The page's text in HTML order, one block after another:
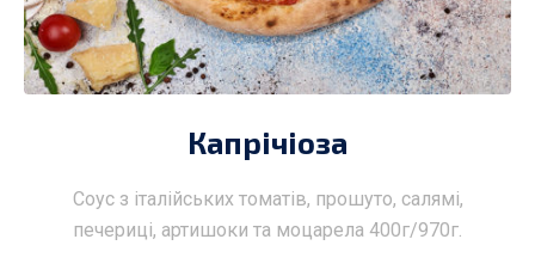
Капрічіоза
Соус з італійських томатів, прошуто, салямі,
печериці, артишоки та моцарела 400г/970г.